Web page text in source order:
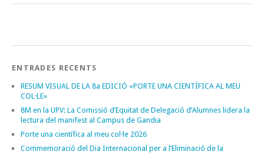
ENTRADES RECENTS
RESUM VISUAL DE LA 8a EDICIÓ «PORTE UNA CIENTÍFICA AL MEU
COL·LE»
8M en la UPV: La Comissió d’Equitat de Delegació d’Alumnes lidera la
lectura del manifest al Campus de Gandia
Porte una científica al meu col·le 2026
Commemoració del Dia Internacional per a l’Eliminació de la